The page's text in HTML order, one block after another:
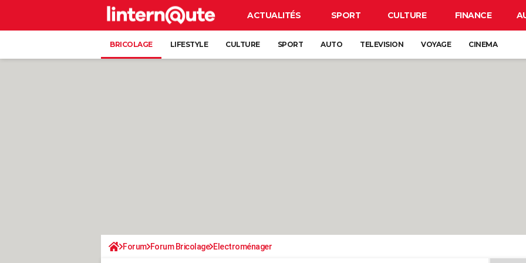
ACTUALITÉS SPORT CULTURE FINANCE
BRICOLAGE LIFESTYLE CULTURE SPORT AUTO TELEVISION VOYAGE CINEMA
Forum Forum Bricolage Electroménager